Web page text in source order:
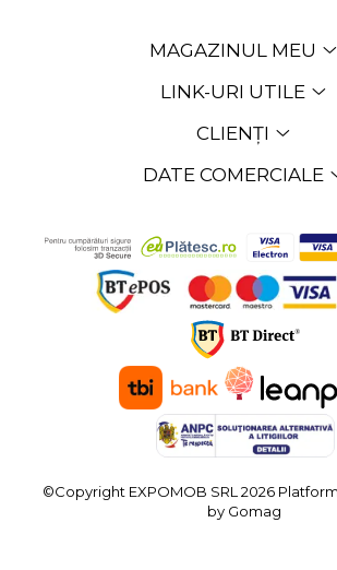
MAGAZINUL MEU
LINK-URI UTILE
CLIENȚI
DATE COMERCIALE
©Copyright EXPOMOB SRL 2026
by Gomag